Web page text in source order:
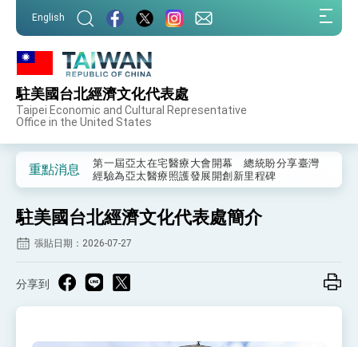
English
駐美國台北經濟文化代表處
Taipei Economic and Cultural Representative
Office in the United States
重點消息
外交部重要言論
事處」，進一步深化台美交流合作
第一屆亞太在宅醫療大會開幕 總統盼分享臺灣
經驗為亞太醫療照護發展開創新里程碑
及「台灣智慧醫療與健康產業展」預告短片，向
世界展現台灣守護全球健康的創新能量
總統出訪史瓦帝尼返國談話 強調臺灣人有權利
走向世界 盼與理念相近國家共同維護國際秩序
訪問
總統與五院院長新春茶敘 盼化分歧為團結、為
駐美國台北經濟文化代表處簡介
張貼日期：2026-07-27
分享到